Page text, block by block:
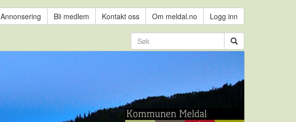
Annonsering Bli medlem Kontakt oss Om meldal.no Logg inn